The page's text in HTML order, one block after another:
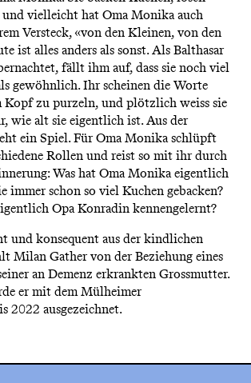
vielleicht hat Oma Monika auch
Versteck, «von den Kleinen, von den
ist alles anders als sonst. Als Balthasar
fällt ihm auf, dass sie noch viel
gewöhnlich. Ihr scheinen die Worte
Kopf zu purzeln, und plötzlich weiss sie
wie alt sie eigentlich ist. Aus der
ein Spiel. Für Oma Monika schlüpft
Rollen und reist so mit ihr durch
Was hat Oma Monika eigentlich
immer schon so viel Kuchen gebacken?
Opa Konradin kennengelernt?
und konsequent aus der kindlichen
Milan Gather von der Beziehung eines
an Demenz erkrankten Grossmutter.
er mit dem Mülheimer
2022 ausgezeichnet.